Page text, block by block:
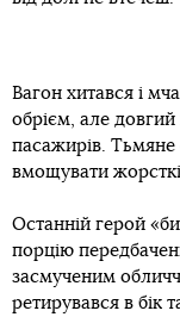
Вагон хитався і
обрієм, але
пасажирів. Тьмяне
вмощувати
Останній герой
порцію
засмученим
ретирувався в бік